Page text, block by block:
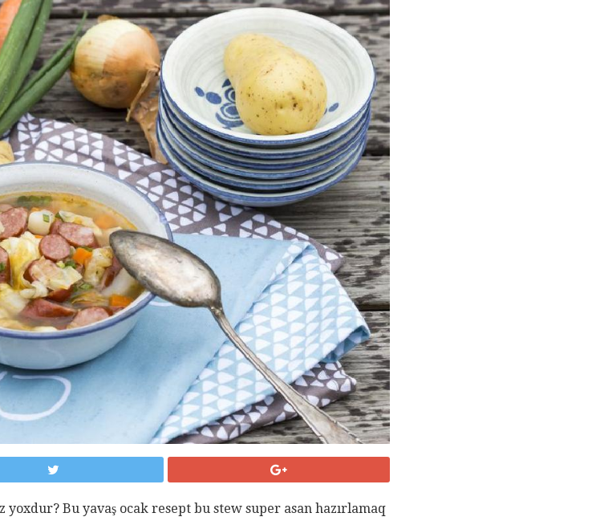
yoxdur? Bu yavaş ocak resept bu stew super asan hazırlamaq